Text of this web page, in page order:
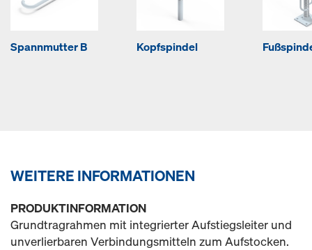
Spannmutter B Kopfspindel
WEITERE INFORMATIONEN
PRODUKTINFORMATION
Grundtragrahmen mit integrierter Aufstiegsleiter und
unverlierbaren Verbindungsmitteln zum Aufstocken.